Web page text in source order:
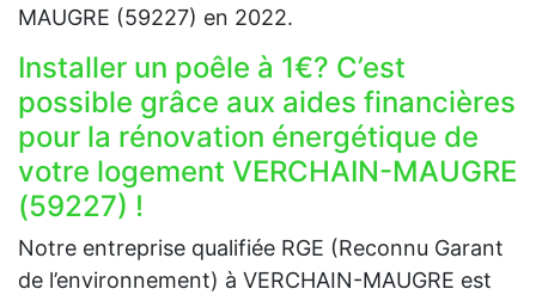
MAUGRE (59227) en 2022.
Installer un poêle à 1€? C’est
possible grâce aux aides financières
pour la rénovation énergétique de
votre logement VERCHAIN-MAUGRE
(59227) !
Notre entreprise qualifiée RGE (Reconnu Garant
de l’environnement) à VERCHAIN-MAUGRE est